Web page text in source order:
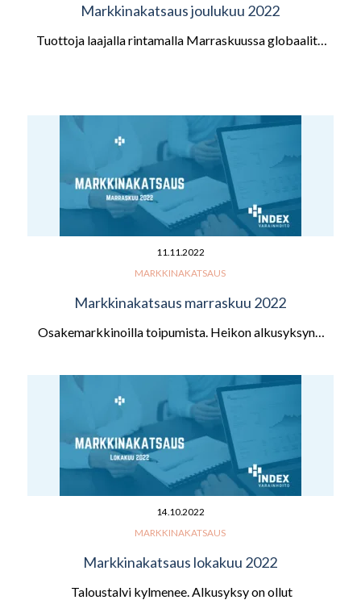
Markkinakatsaus joulukuu 2022
Tuottoja laajalla rintamalla Marraskuussa globaalit…
11.11.2022
MARKKINAKATSAUS
Markkinakatsaus marraskuu 2022
Osakemarkkinoilla toipumista. Heikon alkusyksyn…
14.10.2022
MARKKINAKATSAUS
Markkinakatsaus lokakuu 2022
Taloustalvi kylmenee. Alkusyksy on ollut